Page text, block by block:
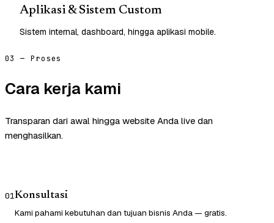
Aplikasi & Sistem Custom
Sistem internal, dashboard, hingga aplikasi mobile.
03 — Proses
Cara kerja kami
Transparan dari awal hingga website Anda live dan
menghasilkan.
01Konsultasi
Kami pahami kebutuhan dan tujuan bisnis Anda — gratis.